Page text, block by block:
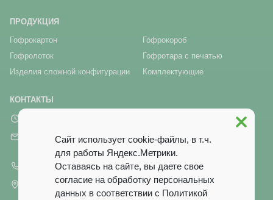
ПРОДУКЦИЯ
Гофрокартон
Гофрокороб
Гофролоток
Гофротара с печатью
Изделия сложной конфигурации
Комплектующие
КОНТАКТЫ
market@tdbrkarton.ru
office@tdbrkarton.ru
+7 (4832) 71-44-42
г. Брянск, рп Белые Берега,
ул. Белобережская, 1А
Сайт использует cookie-файлы, в т.ч.
для работы Яндекс.Метрики.
Оставаясь на сайте, вы даете свое
согласие на обработку персональных
данных в соответствии с Политикой